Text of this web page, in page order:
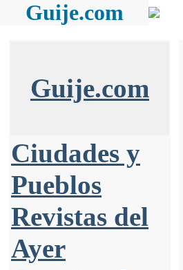
Guije.com
Guije.com
Ciudades y
Pueblos
Revistas del
Ayer